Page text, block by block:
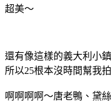
超美～
還有像這樣的義大利小
所以25根本沒時間幫我
啊啊啊啊～唐老鴨、黛